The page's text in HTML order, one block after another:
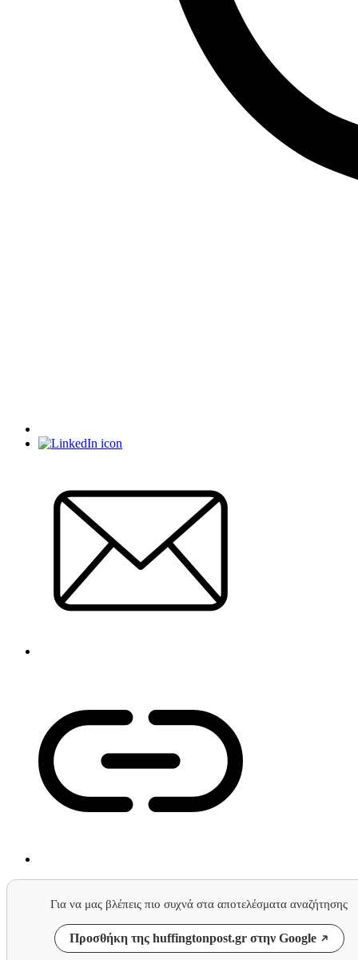
Για να μας βλέπεις πιο συχνά στα αποτελέσματα αναζήτησης
Προσθήκη της huffingtonpost.gr στην Google